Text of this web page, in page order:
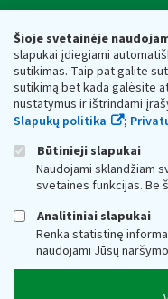
Šioje svetainėje
slapukai įdiegiami
sutikimas. Taip pat galite
sutikimą bet kada galėsite
nustatymus ir ištrindami
Slapukų politika
;
Būtinieji slapukai
Naudojami sklandžiam
svetainės funkcijas. Be
Analitiniai slapukai
Renka statistinę
naudojami Jūsų
Respublikos
Biudžetinė įstaiga.
adresas: Vasario 16-osios
vmi@vmi.lt, E. pristatymo
Duomenys apie Valstybinę
Respublikos finansų